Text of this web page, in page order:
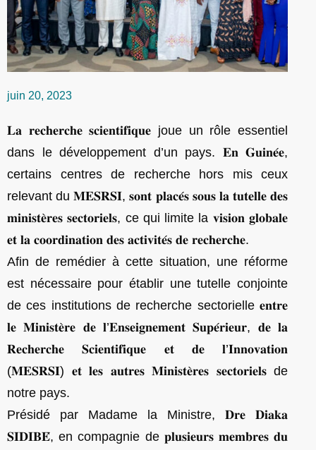
juin 20, 2023
𝐋𝐚 𝐫𝐞𝐜𝐡𝐞𝐫𝐜𝐡𝐞 𝐬𝐜𝐢𝐞𝐧𝐭𝐢𝐟𝐢𝐪𝐮𝐞 joue un rôle essentiel
dans le développement d’un pays. 𝐄𝐧 𝐆𝐮𝐢𝐧𝐞́𝐞,
certains centres de recherche hors mis ceux
relevant du 𝐌𝐄𝐒𝐑𝐒𝐈, 𝐬𝐨𝐧𝐭 𝐩𝐥𝐚𝐜𝐞́𝐬 𝐬𝐨𝐮𝐬 𝐥𝐚 𝐭𝐮𝐭𝐞𝐥𝐥𝐞 𝐝𝐞𝐬
𝐦𝐢𝐧𝐢𝐬𝐭𝐞̀𝐫𝐞𝐬 𝐬𝐞𝐜𝐭𝐨𝐫𝐢𝐞𝐥𝐬, ce qui limite la 𝐯𝐢𝐬𝐢𝐨𝐧 𝐠𝐥𝐨𝐛𝐚𝐥𝐞
𝐞𝐭 𝐥𝐚 𝐜𝐨𝐨𝐫𝐝𝐢𝐧𝐚𝐭𝐢𝐨𝐧 𝐝𝐞𝐬 𝐚𝐜𝐭𝐢𝐯𝐢𝐭𝐞́𝐬 𝐝𝐞 𝐫𝐞𝐜𝐡𝐞𝐫𝐜𝐡𝐞.
Afin de remédier à cette situation, une réforme
est nécessaire pour établir une tutelle conjointe
de ces institutions de recherche sectorielle 𝐞𝐧𝐭𝐫𝐞
𝐥𝐞 𝐌𝐢𝐧𝐢𝐬𝐭𝐞̀𝐫𝐞 𝐝𝐞 𝐥’𝐄𝐧𝐬𝐞𝐢𝐠𝐧𝐞𝐦𝐞𝐧𝐭 𝐒𝐮𝐩𝐞́𝐫𝐢𝐞𝐮𝐫, 𝐝𝐞 𝐥𝐚
𝐑𝐞𝐜𝐡𝐞𝐫𝐜𝐡𝐞 𝐒𝐜𝐢𝐞𝐧𝐭𝐢𝐟𝐢𝐪𝐮𝐞 𝐞𝐭 𝐝𝐞 𝐥’𝐈𝐧𝐧𝐨𝐯𝐚𝐭𝐢𝐨𝐧
(𝐌𝐄𝐒𝐑𝐒𝐈) 𝐞𝐭 𝐥𝐞𝐬 𝐚𝐮𝐭𝐫𝐞𝐬 𝐌𝐢𝐧𝐢𝐬𝐭𝐞̀𝐫𝐞𝐬 𝐬𝐞𝐜𝐭𝐨𝐫𝐢𝐞𝐥𝐬 de
notre pays.
Présidé par Madame la Ministre, 𝐃𝐫𝐞 𝐃𝐢𝐚𝐤𝐚
𝐒𝐈𝐃𝐈𝐁𝐄́, en compagnie de 𝐩𝐥𝐮𝐬𝐢𝐞𝐮𝐫𝐬 𝐦𝐞𝐦𝐛𝐫𝐞𝐬 𝐝𝐮